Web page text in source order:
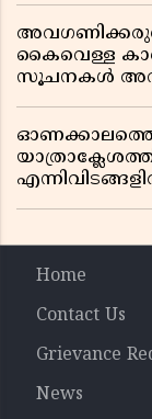
കൈവെള്ള
സൂചനകൾ
Home
Contact Us
Grievance
News